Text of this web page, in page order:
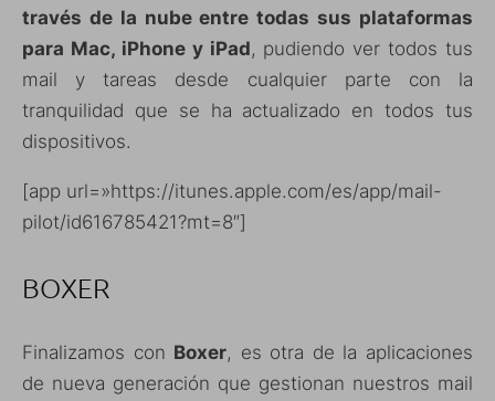
través de la nube entre todas sus plataformas
para Mac, iPhone y iPad, pudiendo ver todos tus
mail y tareas desde cualquier parte con la
tranquilidad que se ha actualizado en todos tus
dispositivos.
[app url=»https://itunes.apple.com/es/app/mail-
pilot/id616785421?mt=8″]
BOXER
Finalizamos con Boxer, es otra de la aplicaciones
de nueva generación que gestionan nuestros mail